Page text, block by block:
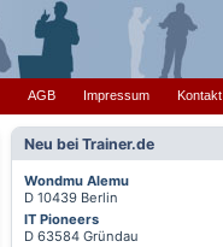
AGB Impressum Kontakt
Neu bei Trainer.de
Wondmu Alemu
D 10439 Berlin
IT Pioneers
D 63584 Gründau